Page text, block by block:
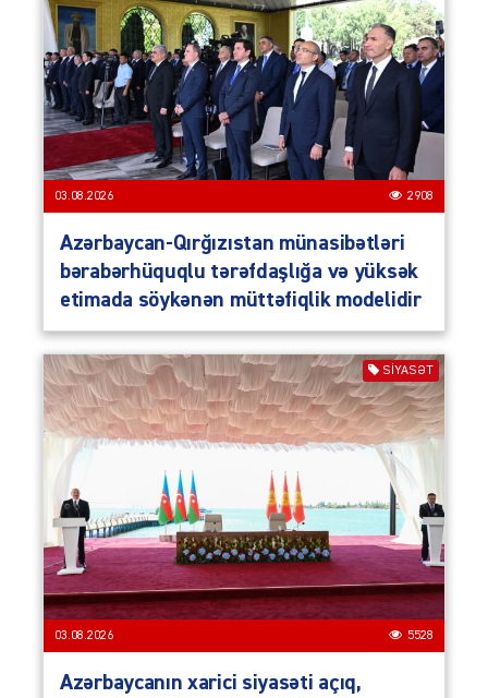
03.08.2026 2908
Azərbaycan-Qırğızıstan münasibətləri
bərabərhüquqlu tərəfdaşlığa və yüksək
etimada söykənən müttəfiqlik modelidir
SIYASƏT
03.08.2026 5528
Azərbaycanın xarici siyasəti açıq,